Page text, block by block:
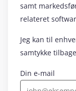
samt
relateret
Jeg kan til
samtykke
Din e-mail